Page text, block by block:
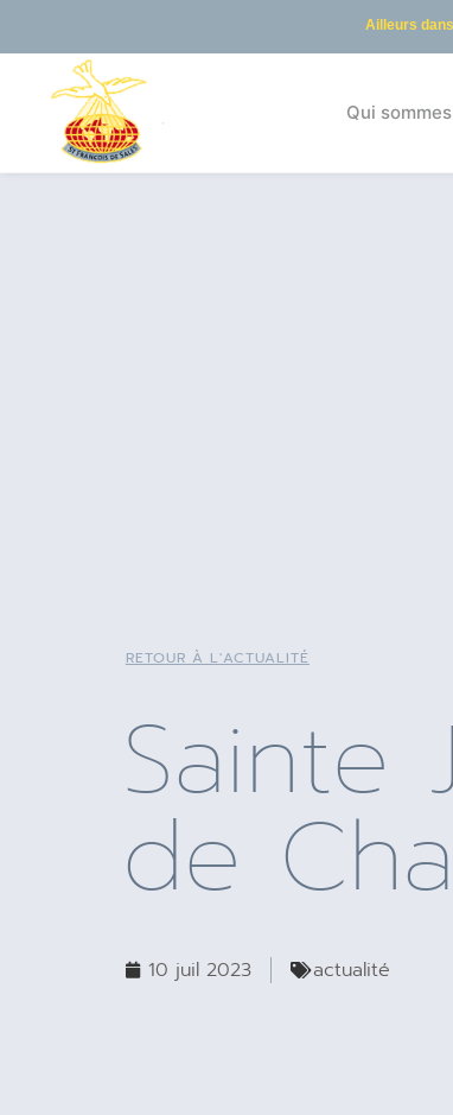
Ailleurs
Qui
RETOUR À L'ACTUALITÉ
Sainte
de
10 juil 2023 actualité